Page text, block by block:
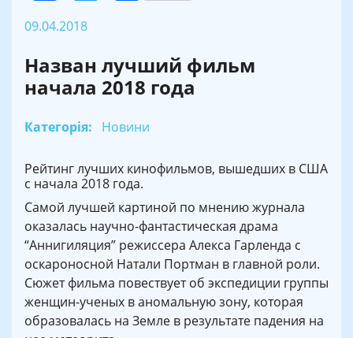
09.04.2018
Назван лучший фильм
начала 2018 года
Категорія: Новини
Рейтинг лучших кинофильмов, вышедших в США
с начала 2018 года.
Самой лучшей картиной по мнению журнала
оказалась научно-фантастическая драма
“Аннигиляция” режиссера Алекса Гарленда с
оскароносной Натали Портман в главной роли.
Сюжет фильма повествует об экспедиции группы
женщин-ученых в аномальную зону, которая
образовалась на Земле в результате падения на